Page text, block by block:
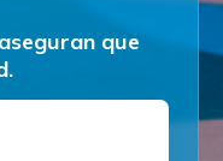
que